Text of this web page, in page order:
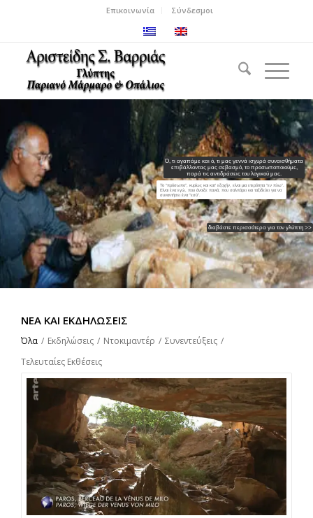
Επικοινωνία Σύνδεσμοι
διαβάστε περισσότερα για τον γλύπτη >>
Το “πρόσωπο”, κυρίως και κατ’ εξοχήν, είναι μια ετερότητα “εν πλω”.
Είναι ένα εγώ, που άνοιξε πανιά, που σαλπάρει και ταξιδεύει για να
συναντήσει ένα “εσύ”.
Ό, τι αγαπάμε και ό, τι μας γεννά ισχυρά συναισθήματα
επιβάλλοντας μας σεβασμό, το προσωποποιούμε,
παρά τις αντιδράσεις του λογικού μας.
ΝΈΑ ΚΑΙ ΕΚΔΗΛΏΣΕΙΣ
Όλα / Εκδηλώσεις / Ντοκιμαντέρ / Συνεντεύξεις /
Τελευταίες Εκθέσεις